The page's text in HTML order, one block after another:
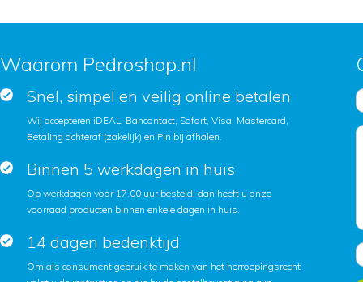
Waarom Pedroshop.nl
Snel, simpel en veilig online betalen
Wij accepteren iDEAL, Bancontact, Sofort, Visa, Mastercard,
Betaling achteraf (zakelijk) en Pin bij afhalen.
Binnen 5 werkdagen in huis
Op werkdagen voor 17.00 uur besteld, dan heeft u onze
voorraad producten binnen enkele dagen in huis.
14 dagen bedenktijd
Om als consument gebruik te maken van het herroepingsrecht